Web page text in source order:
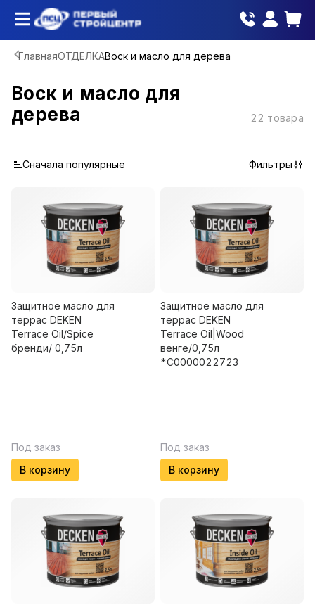
ГлавнаяОТДЕЛКАВоск и масло для дерева
Воск и масло для
дерева
22 товара
Сначала популярные Фильтры
Защитное масло для
террас DEKEN
Terrace Oil/Spice
бренди/ 0,75л
Под заказ
В корзину
Защитное масло для
террас DEKEN
Terrace Oil|Wood
венге/0,75л
*С0000022723
Под заказ
В корзину